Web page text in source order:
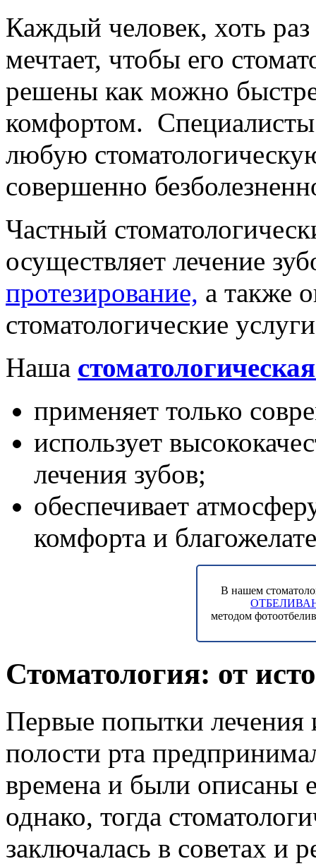
Каждый человек, хоть
мечтает, чтобы его
решены как можно
комфортом.
любую
совершенно
Частный
осуществляет лечение
протезирование, а также
стоматологические
Наша
применяет только
использует
лечения зубов;
обеспечивает
комфорта и
В нашем
методом
Стоматология: от
Первые попытки лечения
полости рта
времена и были описаны
однако, тогда
заключалась в советах и